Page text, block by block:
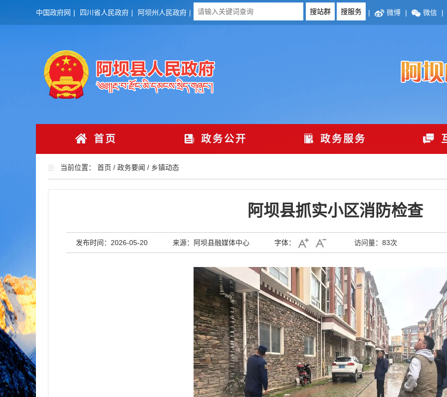
中国政府网 | 四川省人民政府 | 阿坝州人民政府 | | 微博 | 微信 |
首页 政务公开 政务服务
当前位置： 首页 / 政务要闻 / 乡镇动态
阿坝县抓实小区消防检查
发布时间：2026-05-20 来源：阿坝县融媒体中心 字体： 访问量： 83次